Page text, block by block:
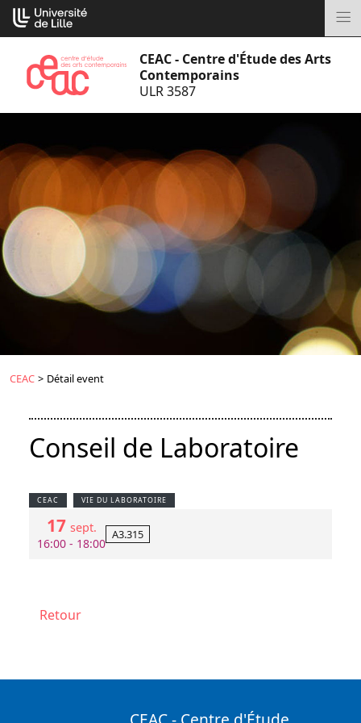
Aller
au
CEAC - Centre d'Étude des Arts
Contemporains
ULR 3587
CEAC > Détail event
Conseil de Laboratoire
CEAC VIE DU LABORATOIRE
17 sept.
16:00 - 18:00
A3.315
Retour
Cookies management panel